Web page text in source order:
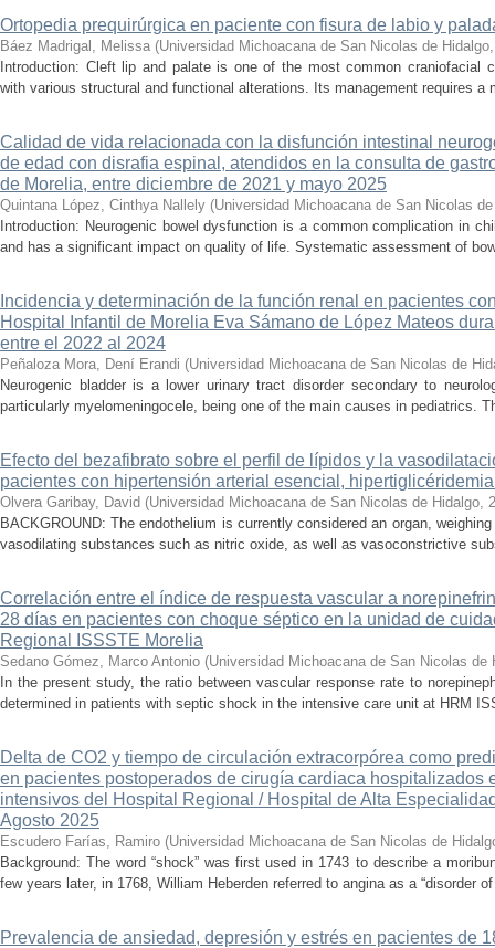
Ortopedia prequirúrgica en paciente con fisura de labio y
Báez Madrigal, Melissa (Universidad Michoacana de San Nicolas de Hidalgo
Introduction: Cleft lip and palate is one of the most common craniofacial
with various structural and functional alterations. Its management requires a
Calidad de vida relacionada con la disfunción intestinal
de edad con disrafia espinal, atendidos en la consulta de
de Morelia, entre diciembre de 2021 y mayo 2025
Quintana López, Cinthya Nallely (Universidad Michoacana de San Nicolas
Introduction: Neurogenic bowel dysfunction is a common complication in
and has a significant impact on quality of life. Systematic assessment of
Incidencia y determinación de la función renal en pacientes
Hospital Infantil de Morelia Eva Sámano de López Mateos
entre el 2022 al 2024
Peñaloza Mora, Dení Erandi (Universidad Michoacana de San Nicolas de
Neurogenic bladder is a lower urinary tract disorder secondary to
particularly myelomeningocele, being one of the main causes in pediatrics.
Efecto del bezafibrato sobre el perfil de lípidos y la
pacientes con hipertensión arterial esencial,
Olvera Garibay, David (Universidad Michoacana de San Nicolas de Hidalgo,
BACKGROUND: The endothelium is currently considered an organ,
vasodilating substances such as nitric oxide, as well as vasoconstrictive
Correlación entre el índice de respuesta vascular a
28 días en pacientes con choque séptico en la unidad de
Regional ISSSTE Morelia
Sedano Gómez, Marco Antonio (Universidad Michoacana de San Nicolas de
In the present study, the ratio between vascular response rate to
determined in patients with septic shock in the intensive care unit at HRM
Delta de CO2 y tiempo de circulación extracorpórea como
en pacientes postoperados de cirugía cardiaca hospitalizados
intensivos del Hospital Regional / Hospital de Alta
Agosto 2025
Escudero Farías, Ramiro (Universidad Michoacana de San Nicolas de
Background: The word “shock” was first used in 1743 to describe a
few years later, in 1768, William Heberden referred to angina as a “disorder
Prevalencia de ansiedad, depresión y estrés en pacientes de